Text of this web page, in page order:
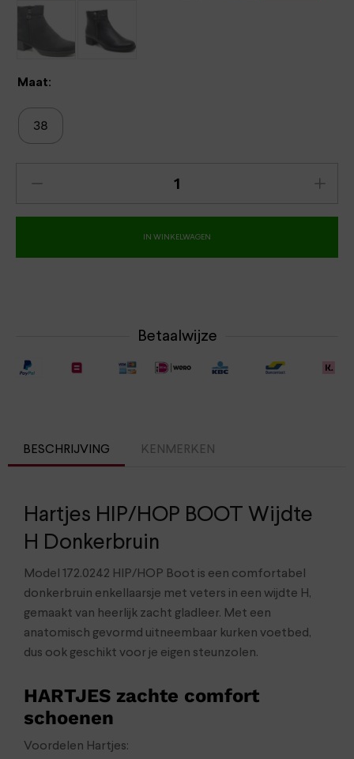
Maat:
38
IN WINKELWAGEN
Betaalwijze
BESCHRIJVING KENMERKEN
Hartjes HIP/HOP BOOT Wijdte
H Donkerbruin
Model 172.0242 HIP/HOP Boot is een comfortabel
donkerbruin enkellaarsje met veters in een wijdte H,
gemaakt van heerlijk zacht gladleer. Met een
anatomisch gevormd uitneembaar kurken voetbed,
dus ook geschikt voor je eigen steunzolen.
HARTJES zachte comfort
schoenen
Voordelen Hartjes: